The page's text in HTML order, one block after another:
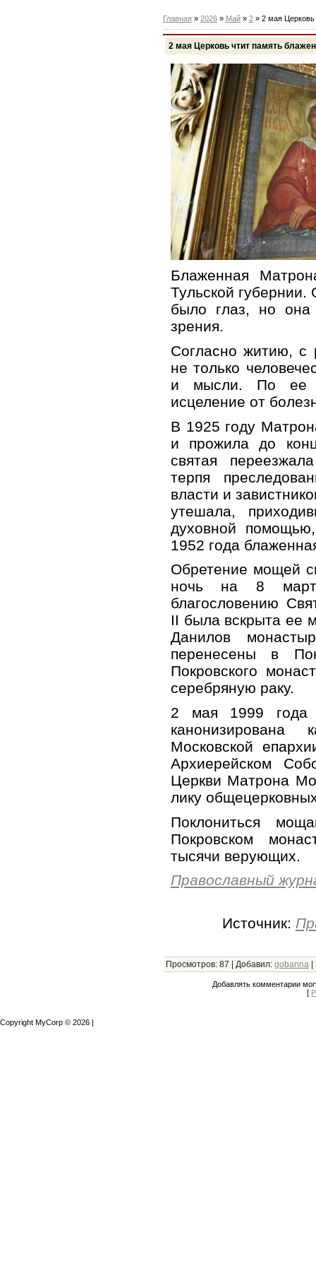
Главная » 2026 » Май » 2» 2 мая Церковь
2 мая Церковь чтит память
Блаженная
Тульской
было глаз, но она
зрения.
Согласно житию, с
не только
и мысли. По ее
исцеление от
В 1925 году
и прожила до
святая
терпя
власти и
утешала,
духовной
1952 года
Обретение мощей
ночь на 8
благословению
II была вскрыта ее
Данилов
перенесены в
Покровского
серебряную раку.
2 мая 1999 года
канонизирована
Московской
Архиерейском
Церкви Матрона
лику
Поклониться
Покровском
тысячи верующих.
Православный
Источник:
Просмотров: 87 | Добавил: gobanna |
Добавлять комментарии
[
Copyright MyCorp © 2026 |